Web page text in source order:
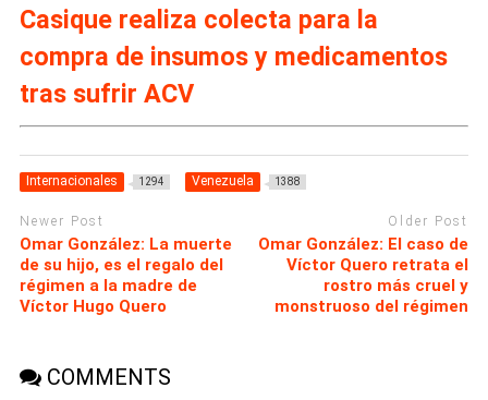
Casique realiza colecta para la
compra de insumos y medicamentos
tras sufrir ACV
Internacionales 1294 Venezuela 1388
Newer Post
Omar González: La muerte
de su hijo, es el regalo del
régimen a la madre de
Víctor Hugo Quero
Older Post
Omar González: El caso de
Víctor Quero retrata el
rostro más cruel y
monstruoso del régimen
COMMENTS